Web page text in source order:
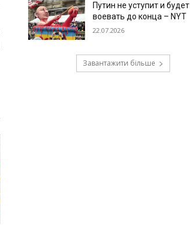
Путин не уступит и будет
воевать до конца – NYT
22.07.2026
Завантажити більше